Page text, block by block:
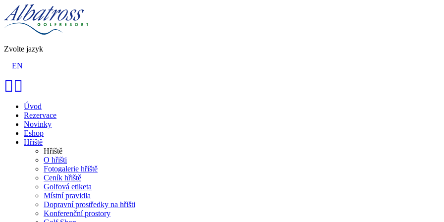
Zvolte jazyk
EN
Úvod
Rezervace
Novinky
Eshop
Hřiště
Hřiště
O hřišti
Fotogalerie hřiště
Ceník hřiště
Golfová etiketa
Místní pravidla
Dopravní prostředky na hřišti
Konferenční prostory